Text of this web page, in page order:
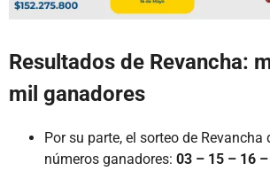
Resultados de Revancha:
mil ganadores
Por su parte, el sorteo de
números ganadores: 03 – 15 – 16